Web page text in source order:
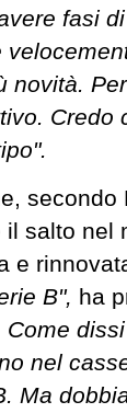
fasi
novità.
Credo
salto nel
e
B", ha
nel
Ma